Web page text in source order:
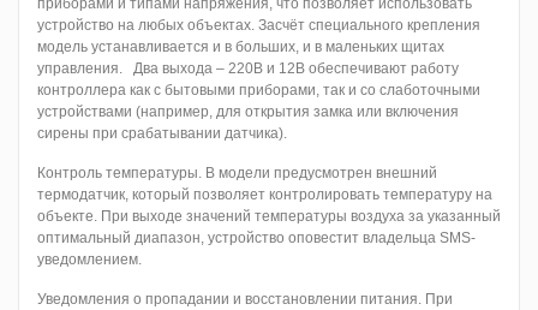
приборами и типами напряжения, что позволяет использовать
устройство на любых объектах. Засчёт специального крепления
модель устанавливается и в больших, и в маленьких щитах
управления. Два выхода – 220В и 12В обеспечивают работу
контроллера как с бытовыми приборами, так и со слаботочными
устройствами (например, для открытия замка или включения
сирены при срабатывании датчика).
Контроль температуры. В модели предусмотрен внешний
термодатчик, который позволяет контролировать температуру на
объекте. При выходе значений температуры воздуха за указанный
оптимальный диапазон, устройство оповестит владельца SMS-
уведомлением.
Уведомления о пропадании и восстановлении питания. При